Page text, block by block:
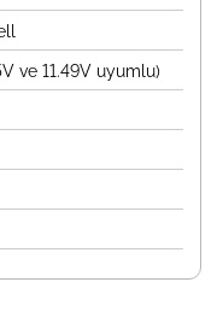
ve 11.49V uyumlu)